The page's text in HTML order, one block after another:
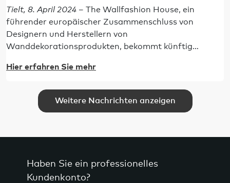
Tielt, 8. April 2024 – The Wallfashion House, ein
führender europäischer Zusammenschluss von
Designern und Herstellern von
Wanddekorationsprodukten, bekommt künftig
sich um den zweitgrößten Tapeten- und
bis 1861 zurückreicht.
Hier erfahren Sie mehr
Weitere Nachrichten anzeigen
Haben Sie ein professionelles
Kundenkonto?